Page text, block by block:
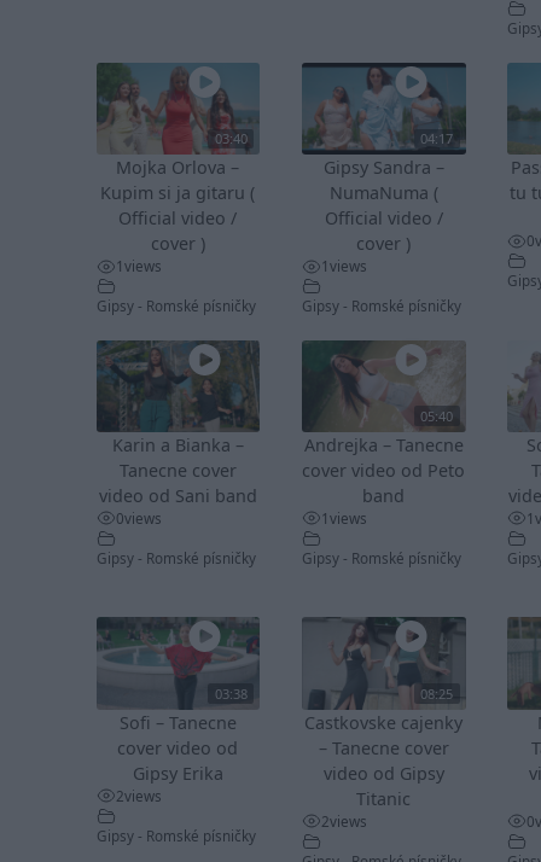
03:40
Mojka Orlova –
Kupim si ja gitaru (
Official video /
cover )
1views
Gipsy - Romské písničky
04:17
Gipsy Sandra –
NumaNuma (
Official video /
cover )
1views
Gipsy - Romské písničky
tu
0
Karin a Bianka –
Tanecne cover
video od Sani band
0views
Gipsy - Romské písničky
05:40
Andrejka – Tanecne
cover video od Peto
band
1views
Gipsy - Romské písničky
1
03:38
Sofi – Tanecne
cover video od
Gipsy Erika
2views
Gipsy - Romské písničky
08:25
Castkovske cajenky
– Tanecne cover
video od Gipsy
Titanic
2views 0